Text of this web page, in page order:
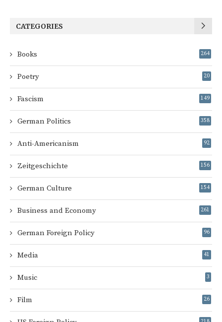
CATEGORIES
Books 264
Poetry 20
Fascism 149
German Politics 358
Anti-Americanism 92
Zeitgeschichte 156
German Culture 154
Business and Economy 261
German Foreign Policy 96
Media 41
Music 3
Film 26